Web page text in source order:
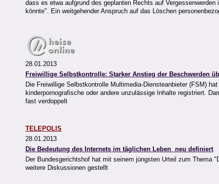
dass es etwa aufgrund des geplanten Rechts auf
könnte". Ein weitgehender Anspruch auf das Löschen
28.01.2013
Freiwillige Selbstkontrolle: Starker Anstieg der Beschwerden
Die Freiwillige Selbstkontrolle Multimedia-Diensteanbieter (FSM)
kinderpornografische oder andere unzulässige Inhalte registriert.
fast verdoppelt
TELEPOLIS
28.01.2013
Die Bedeutung des Internets im täglichen Leben  neu definiert
Der Bundesgerichtshof hat mit seinem jüngsten Urteil zum Thema
weitere Diskussionen gestellt